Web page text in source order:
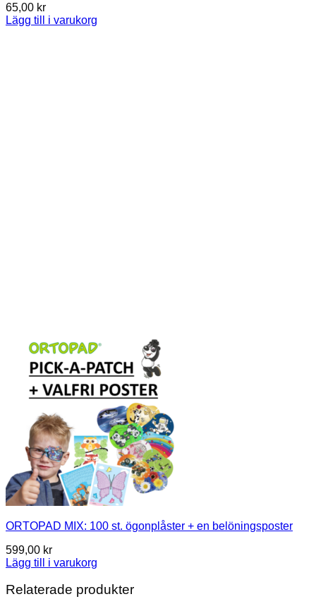
65,00 kr
Lägg till i varukorg
ORTOPAD MIX: 100 st. ögonplåster + en belöningsposter
599,00 kr
Lägg till i varukorg
Relaterade produkter